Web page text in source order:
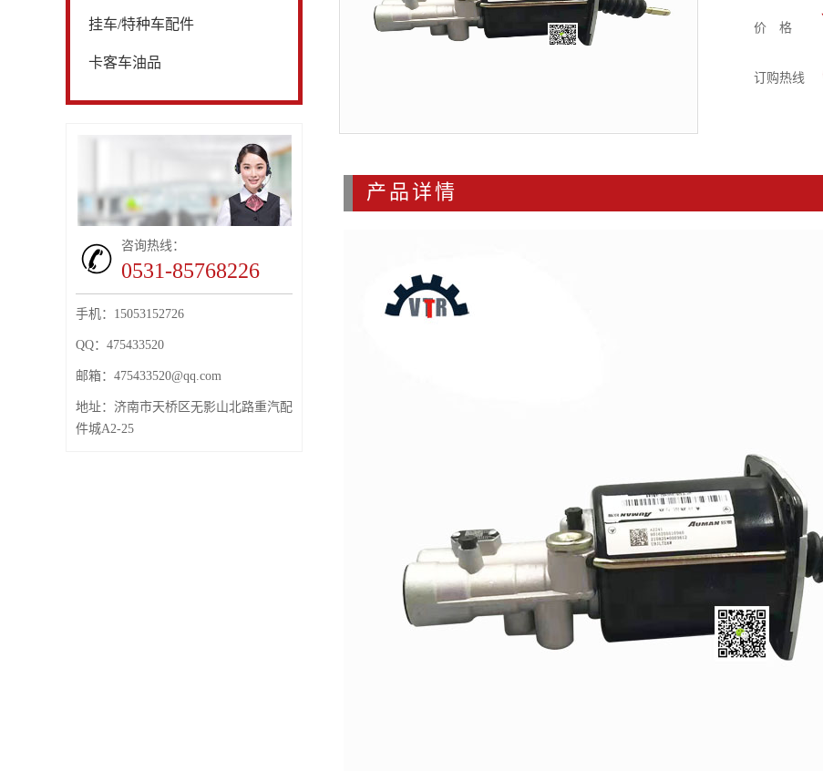
价 格
订购热线
产品详情
挂车/特种车配件
卡客车油品
咨询热线：
0531-85768226
手机：15053152726
QQ：475433520
邮箱： 475433520@qq.com
地址：济南市天桥区无影山北路重汽配
件城A2-25